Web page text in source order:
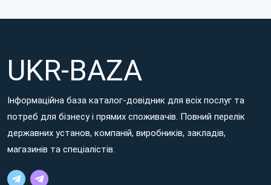
UKR-BAZA
Інформаційна база каталог-довідник для всіх послуг та
потреб для бізнесу і прямих споживачів. Повний перелік
державних установ, компаній, виробників, закладів,
магазинів та спеціалістів.